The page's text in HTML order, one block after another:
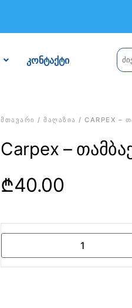
კონტაქტი
ᲛᲗᲐᲕᲐᲠᲘ / ᲛᲐᲦᲐᲖᲘᲐ / CARPEX –
Carpex –
₾40.00